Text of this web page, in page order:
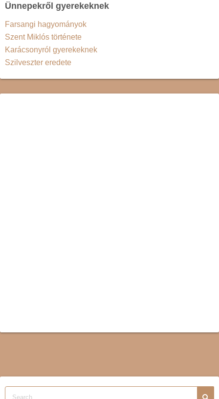
Ünnepekről gyerekeknek
Farsangi hagyományok
Szent Miklós története
Karácsonyról gyerekeknek
Szilveszter eredete